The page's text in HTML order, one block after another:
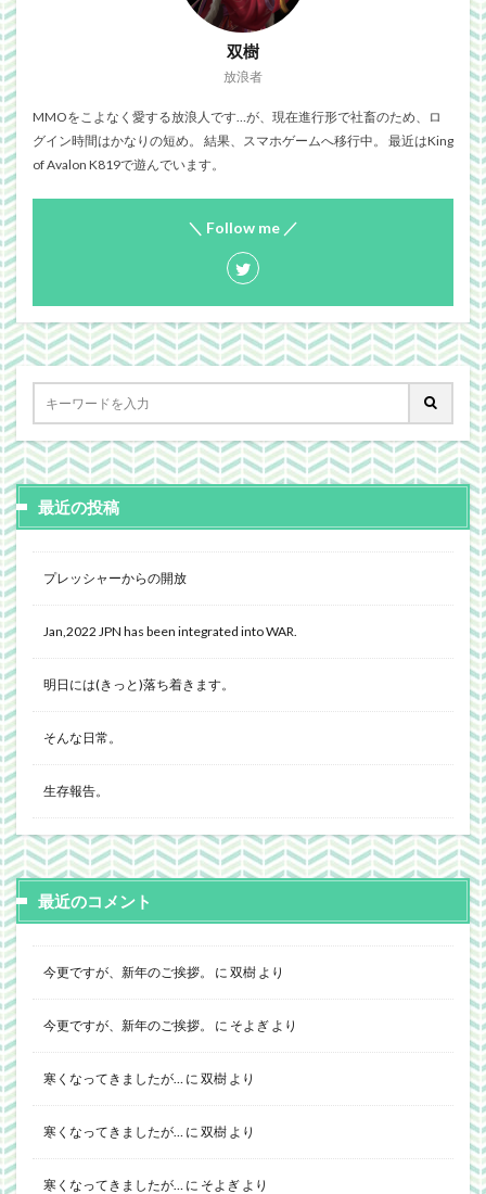
双樹
放浪者
MMOをこよなく愛する放浪人です…が、現在進行形で社畜のため、ロ
グイン時間はかなりの短め。 結果、スマホゲームへ移行中。 最近はKing
of Avalon K819で遊んでいます。
＼ Follow me ／
最近の投稿
プレッシャーからの開放
Jan,2022 JPN has been integrated into WAR.
明日には(きっと)落ち着きます。
そんな日常。
生存報告。
最近のコメント
今更ですが、新年のご挨拶。 に 双樹 より
今更ですが、新年のご挨拶。 に そよぎ より
寒くなってきましたが… に 双樹 より
寒くなってきましたが… に 双樹 より
寒くなってきましたが… に そよぎ より